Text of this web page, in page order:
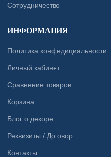
Сотрудничество
ИНФОРМАЦИЯ
Политика конфедициальности
Личный кабинет
Сравнение товаров
Корзина
Блог о декоре
Реквизиты / Договор
Контакты